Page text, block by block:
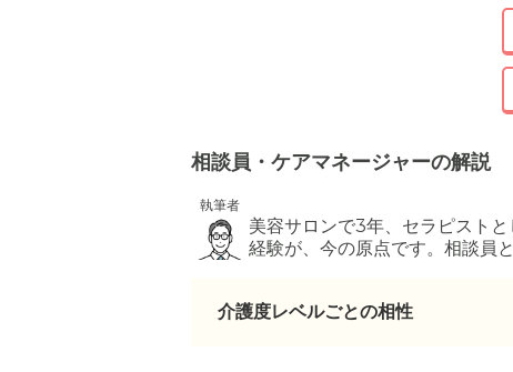
相談員・ケアマネージャーの解説
執筆者
美容サロンで3年、セラピスト
経験が、今の原点です。相談員
介護度レベルごとの相性